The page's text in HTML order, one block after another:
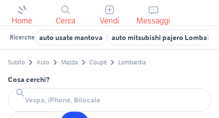
Home Cerca Vendi Messaggi
Ricerche auto usate mantova auto mitsubishi pajero
Subito Auto Mazda Coupé Lombardia
Cosa cerchi?